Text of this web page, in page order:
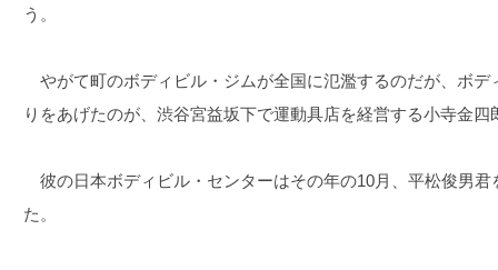
う。
やがて町のボディビル・ジムが全国に氾濫するのだが、ボデ
りをあげたのが、渋谷宮益坂下で運動具店を経営する小寺金四
彼の日本ボディビル・センターはその年の10月、平松俊男
た。